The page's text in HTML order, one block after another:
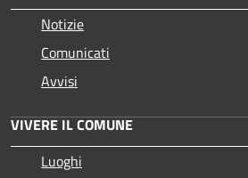
Notizie
Comunicati
Avvisi
VIVERE IL COMUNE
Luoghi